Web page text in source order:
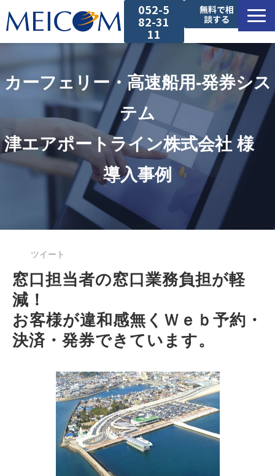
052-5
82-31
11
無料で相
談する
サービス一覧
コラム
カーフェリー・高速船用-発券シス
テム
津エアポートライン株式会社 様
導入事例
ツイート
窓口担当者の窓口業務負担が軽
減！
お客様が違和感無くＷｅｂ予約・
決済・発券できています。